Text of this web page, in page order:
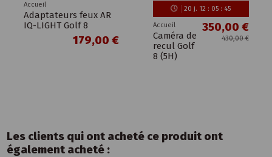
Accueil
Adaptateurs feux AR
IQ-LIGHT Golf 8
179,00 €
20 j. 12 : 05 : 45
Accueil
Caméra de
recul Golf
8 (5H)
350,00 €
430,00 €
Les clients qui ont acheté ce produit ont
également acheté :